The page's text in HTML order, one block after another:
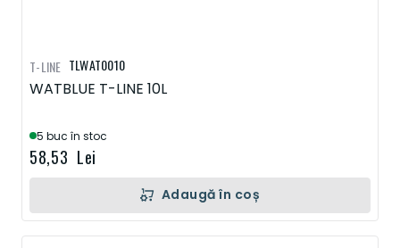
TLWAT0010
WATBLUE T-LINE 10L
5 buc în stoc
58,53 Lei
T-LINE
Adaugă în coș